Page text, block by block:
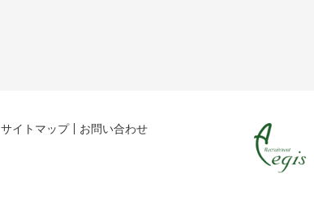
サイトマップ お問い合わせ